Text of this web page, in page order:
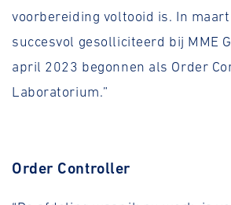
voorbereiding voltooid is. In
succesvol gesolliciteerd bij MME
april 2023 begonnen als Order
Laboratorium.”
Order Controller